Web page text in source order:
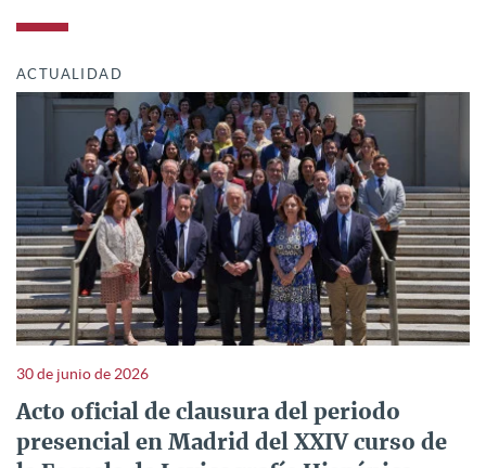
ACTUALIDAD
30 de junio de 2026
Acto oficial de clausura del periodo
presencial en Madrid del XXIV curso de